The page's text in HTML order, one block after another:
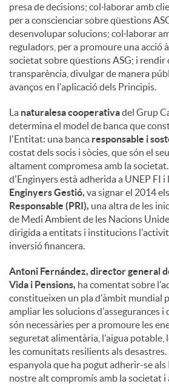
t
s
presa de decisions; col·laborar amb
per a conscienciar sobre qüestions
desenvolupar solucions; col·laborar
reguladors, per a promoure una acció
societat sobre qüestions ASG; i rendir
transparència, divulgar de manera
avanços en l'aplicació dels Principis.
La naturalesa cooperativadel Grup
determina el model de banca que
l'Entitat: una banca responsable i
costat dels socis i sòcies, que són el
altament compromesa amb la
d'Enginyers està adherida a UNEP FI i
Enginyers Gestió, va signar el 2014 els
Responsable (PRI), una altra de les
de Medi Ambient de les Nacions
dirigida a entitats i institucions
inversió financera.
Antoni Fernández, director general
Vida i Pensions, ha comentat sobre
constitueixen un pla d'àmbit mundial
ampliar les solucions d'assegurances i
són necessàries per a promoure les
seguretat alimentària, l'aigua potable,
les comunitats resilients als
espanyola que ha pogut adherir-se als
nostre alt compromís amb la societat